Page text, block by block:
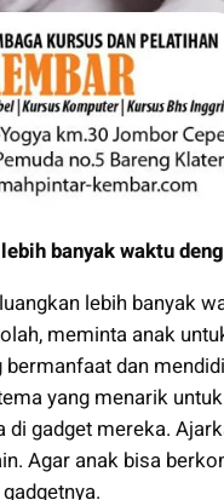
banyak waktu
lebih banyak
meminta anak
bermanfaat dan
yang menarik
di gadget mereka.
Agar anak bisa